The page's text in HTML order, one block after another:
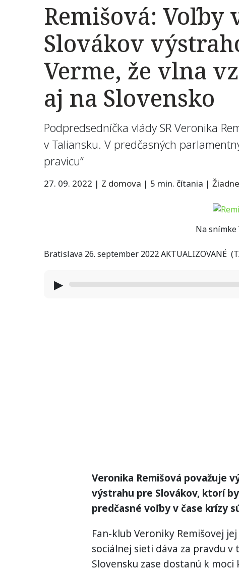
Remišová:
Slovákov
Verme, že vlna
aj na Slovensko
Podpredsedníčka vlády SR Veronika
v Taliansku. V predčasných
pravicu“
27. 09. 2022 | Z domova | 5 min. čítania |
Na snímke
Bratislava 26. september 2022 AKTUALIZOVANÉ
▶
Veronika Remišová považuje
výstrahu pre Slovákov, ktorí
predčasné voľby v čase krízy
Fan-klub Veroniky Remišovej
sociálnej sieti dáva za pravdu v
Slovensku zase dostanú k